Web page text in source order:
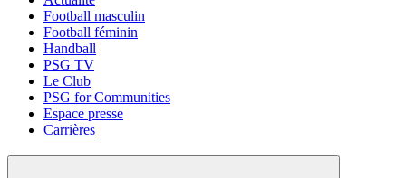
Football masculin
Football féminin
Handball
PSG TV
Le Club
PSG for Communities
Espace presse
Carrières